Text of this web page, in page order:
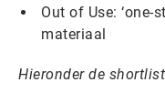
Out of Use: ‘one-
materiaal
Hieronder de